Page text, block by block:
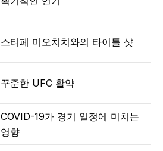
스티페 미오치치와의 타이틀 샷
꾸준한 UFC 활약
COVID-19가 경기 일정에 미치는
영향